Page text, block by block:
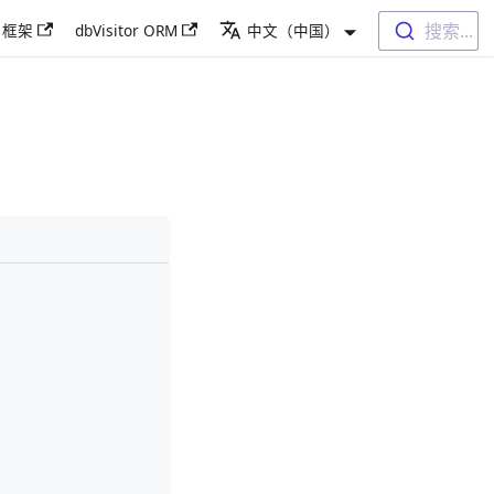
架 dbVisitor ORM 中文（中国） 搜索...